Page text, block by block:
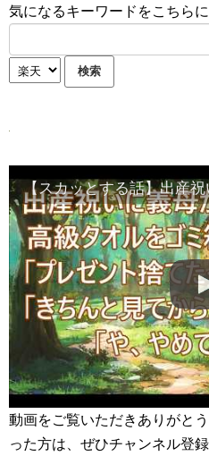
気になるキーワードをこちら
動画をご覧いただきありがと
った方は、ぜひチャンネル登